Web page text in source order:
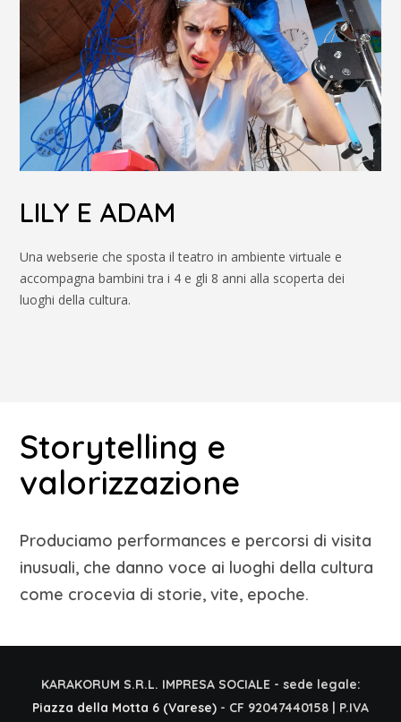
LILY E ADAM
Una webserie che sposta il teatro in ambiente virtuale e
accompagna bambini tra i 4 e gli 8 anni alla scoperta dei
luoghi della cultura.
Storytelling e
valorizzazione
Produciamo performances e percorsi di visita
inusuali, che danno voce ai luoghi della cultura
come crocevia di storie, vite, epoche.
KARAKORUM S.R.L. IMPRESA SOCIALE - sede legale:
Piazza della Motta 6 (Varese) - CF 92047440158 | P.IVA